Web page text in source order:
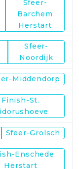
Sfeer-
Barchem
Herstart
Sfeer-
Noordijk
Middendorp
Finish-St.
Sfeer-Grolsch
Enschede
Herstart